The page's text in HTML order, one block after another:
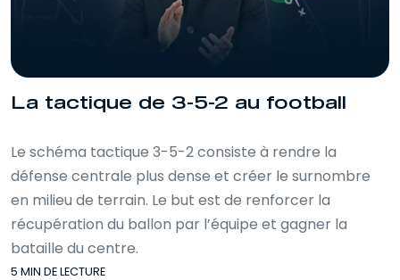
La tactique de 3-5-2 au football
Le schéma tactique 3-5-2 consiste à rendre la
défense centrale plus dense et créer le surnombre
en milieu de terrain. Le but est de renforcer la
récupération du ballon par l’équipe et gagner la
bataille du centre.
5 MIN DE LECTURE